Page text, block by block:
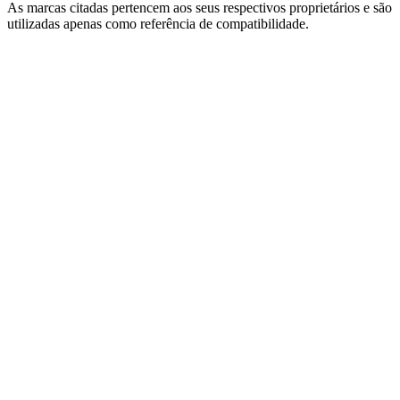
As marcas citadas pertencem aos seus respectivos proprietários e são
utilizadas apenas como referência de compatibilidade.